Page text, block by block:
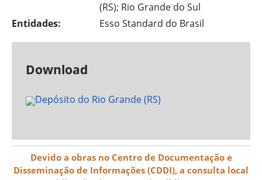
(RS); Rio Grande do Sul
Entidades:
Esso Standard do Brasil
Download
Devido a obras no Centro de Documentação e
Disseminação de Informações (CDDI), a consulta local